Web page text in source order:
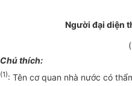
Người đại diện
Chúthích:
(1): Tên cơ quan nhà nước có